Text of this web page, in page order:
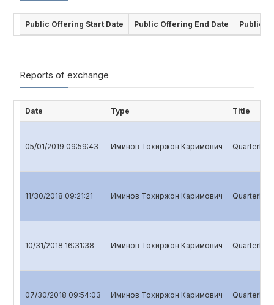
Public Offering Start Date Public Offering End Date Public
Reports of exchange
Date Type Title
05/01/2019 09:59:43 Иминов Тохиржон Каримович Quarterly
11/30/2018 09:21:21 Иминов Тохиржон Каримович Quarterly
10/31/2018 16:31:38 Иминов Тохиржон Каримович Quarterly
07/30/2018 09:54:03 Иминов Тохиржон Каримович Quarterly